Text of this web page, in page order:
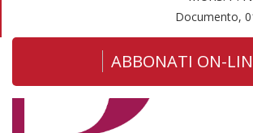
Documento,
ABBONATI ON-